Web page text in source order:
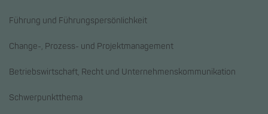
Führung und Führungspersönlichkeit
Change-, Prozess- und Projektmanagement
Betriebswirtschaft, Recht und Unternehmenskommunikation
Schwerpunktthema